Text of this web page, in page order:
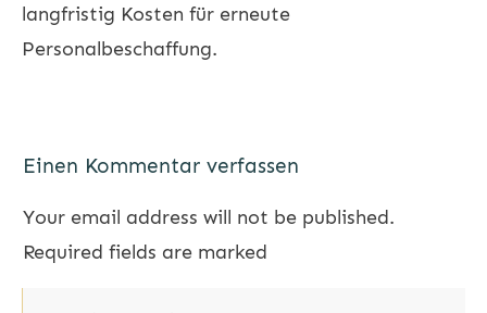
langfristig Kosten für erneute
Personalbeschaffung.
Einen Kommentar verfassen
Your email address will not be published.
Required fields are marked